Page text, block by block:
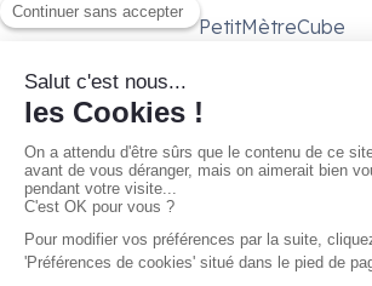
PetitMètreCube
Besoin d'aide ?
Conditions générales
Gestion des cookies